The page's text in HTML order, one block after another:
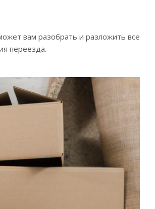
вам разобрать и разложить все
переезда.